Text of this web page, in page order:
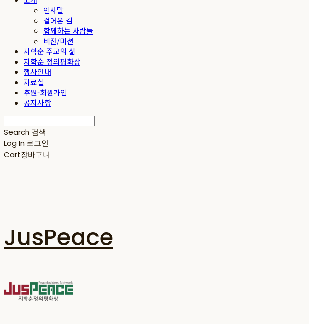
인사말
걸어온 길
함께하는 사람들
비전/미션
지학순 주교의 삶
지학순 정의평화상
행사안내
자료실
후원-회원가입
공지사항
Search 검색
Log In 로그인
Cart장바구니
JusPeace